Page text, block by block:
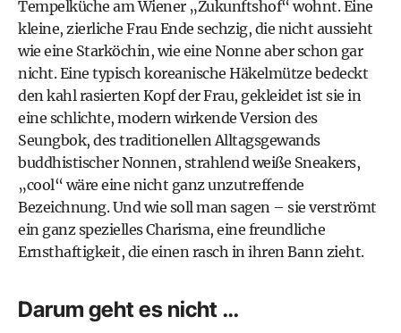
Tempelküche am Wiener „Zukunftshof“ wohnt. Eine
kleine, zierliche Frau Ende sechzig, die nicht aussieht
wie eine Starköchin, wie eine Nonne aber schon gar
nicht. Eine typisch koreanische Häkelmütze bedeckt
den kahl rasierten Kopf der Frau, gekleidet ist sie in
eine schlichte, modern wirkende Version des
Seungbok, des traditionellen Alltagsgewands
buddhistischer Nonnen, strahlend weiße Sneakers,
„cool“ wäre eine nicht ganz unzutreffende
Bezeichnung. Und wie soll man sagen – sie verströmt
ein ganz spezielles Charisma, eine freundliche
Ernsthaftigkeit, die einen rasch in ihren Bann zieht.
Darum geht es nicht …